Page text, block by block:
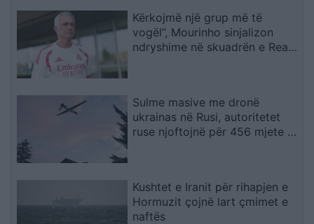
Kërkojmë një grup më të
vogël”, Mourinho sinjalizon
ndryshime në skuadrën e Real
Sulme masive me dronë
ukrainas në Rusi, autoritetet
ruse njoftojnë për 456 mjete të
Kushtet e Iranit për rihapjen e
Hormuzit çojnë lart çmimet e
naftës